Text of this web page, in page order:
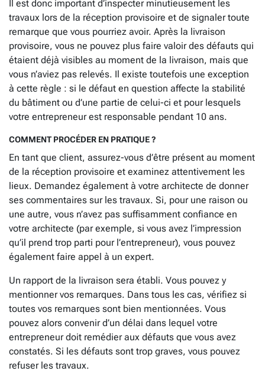
Il est donc important d’inspecter minutieusement les
travaux lors de la réception provisoire et de signaler toute
remarque que vous pourriez avoir. Après la livraison
provisoire, vous ne pouvez plus faire valoir des défauts qui
étaient déjà visibles au moment de la livraison, mais que
vous n’aviez pas relevés. Il existe toutefois une exception
à cette règle : si le défaut en question affecte la stabilité
du bâtiment ou d’une partie de celui-ci et pour lesquels
votre entrepreneur est responsable pendant 10 ans.
COMMENT PROCÉDER EN PRATIQUE ?
En tant que client, assurez-vous d’être présent au moment
de la réception provisoire et examinez attentivement les
lieux. Demandez également à votre architecte de donner
ses commentaires sur les travaux. Si, pour une raison ou
une autre, vous n’avez pas suffisamment confiance en
votre architecte (par exemple, si vous avez l’impression
qu’il prend trop parti pour l’entrepreneur), vous pouvez
également faire appel à un expert.
Un rapport de la livraison sera établi. Vous pouvez y
mentionner vos remarques. Dans tous les cas, vérifiez si
toutes vos remarques sont bien mentionnées. Vous
pouvez alors convenir d’un délai dans lequel votre
entrepreneur doit remédier aux défauts que vous avez
constatés. Si les défauts sont trop graves, vous pouvez
refuser les travaux.